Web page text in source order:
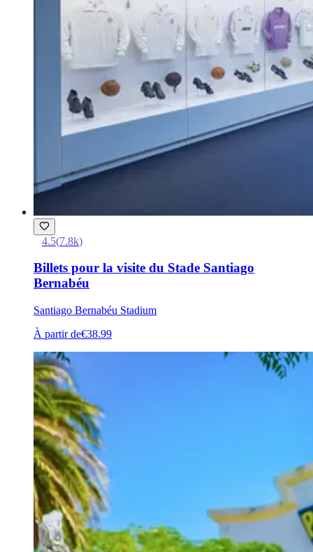
4.5(7.8k)
Billets pour la visite du Stade Santiago
Bernabéu
Santiago Bernabéu Stadium
À partir de€38.99